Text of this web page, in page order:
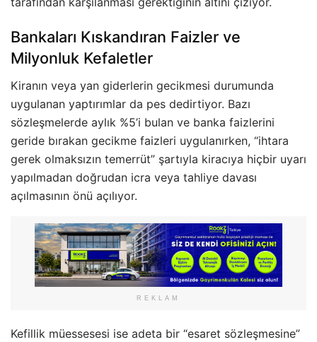
Bankaları Kıskandıran Faizler ve
Milyonluk Kefaletler
Kiranın veya yan giderlerin gecikmesi durumunda
uygulanan yaptırımlar da pes dedirtiyor. Bazı
sözleşmelerde aylık %5’i bulan ve banka faizlerini
geride bırakan gecikme faizleri uygulanırken, “ihtara
gerek olmaksızın temerrüt” şartıyla kiracıya hiçbir uyarı
yapılmadan doğrudan icra veya tahliye davası
açılmasının önü açılıyor.
REKLAM
Kefillik müessesesi ise adeta bir “esaret sözleşmesine”